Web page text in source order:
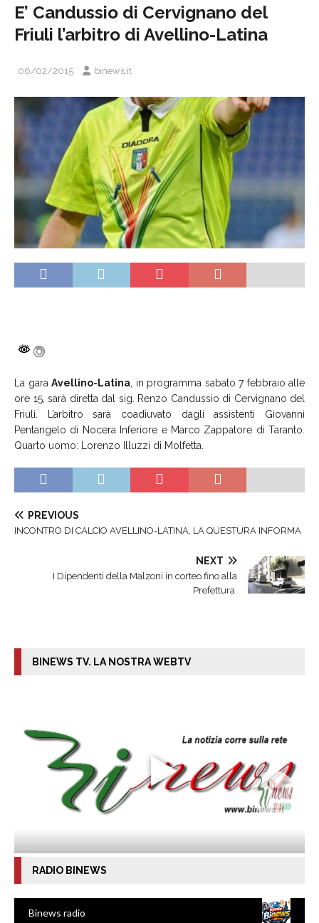
E’ Candussio di Cervignano del
Friuli l’arbitro di Avellino-Latina
06/02/2015 binews.it
La gara Avellino-Latina , in programma sabato 7 febbraio alle
ore 15, sarà diretta dal sig. Renzo Candussio di Cervignano del
Friuli. L’arbitro sarà coadiuvato dagli assistenti Giovanni
Pentangelo di Nocera Inferiore e Marco Zappatore di Taranto.
Quarto uomo: Lorenzo Illuzzi di Molfetta.
PREVIOUS
INCONTRO DI CALCIO AVELLINO-LATINA, LA QUESTURA INFORMA
NEXT
I Dipendenti della Malzoni in corteo fino alla
Prefettura.
BINEWS TV. LA NOSTRA WEBTV
RADIO BINEWS